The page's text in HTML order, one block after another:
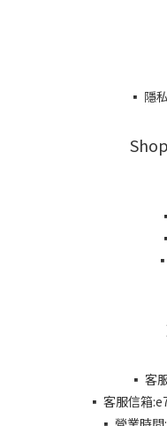
▪ 隱
▪ 客
▪ 客服信箱